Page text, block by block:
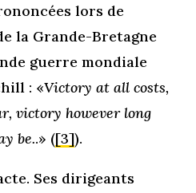
lors de
la Grande-Bretagne
guerre mondiale
: «Victory at all costs,
victory however long
be..» ([3]).
Ses dirigeants